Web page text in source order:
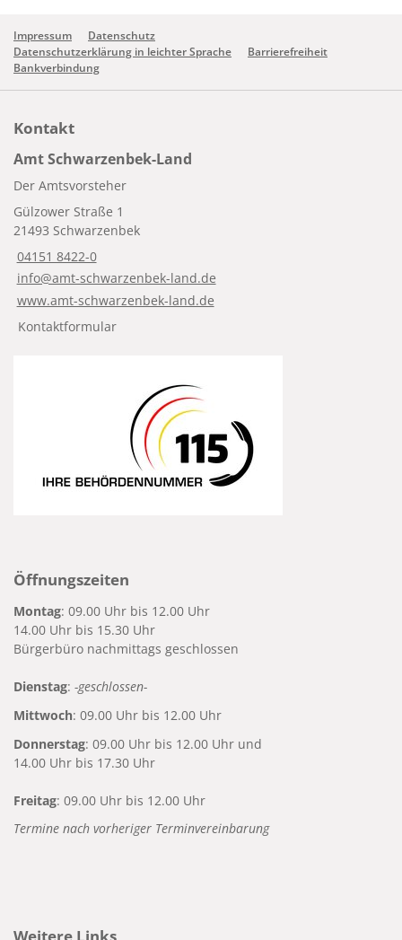
Impressum
Datenschutz
Datenschutzerklärung in leichter Sprache
Barrierefreiheit
Bankverbindung
Kontakt
Amt Schwarzenbek-Land
Der Amtsvorsteher
Gülzower Straße 1
21493 Schwarzenbek
04151 8422-0
info@amt-schwarzenbek-land.de
www.amt-schwarzenbek-land.de
Kontaktformular
Öffnungszeiten
Montag: 09.00 Uhr bis 12.00 Uhr
14.00 Uhr bis 15.30 Uhr
Bürgerbüro nachmittags geschlossen
Dienstag: -geschlossen-
Mittwoch: 09.00 Uhr bis 12.00 Uhr
Donnerstag: 09.00 Uhr bis 12.00 Uhr und
14.00 Uhr bis 17.30 Uhr
Freitag: 09.00 Uhr bis 12.00 Uhr
Termine nach vorheriger Terminvereinbarung